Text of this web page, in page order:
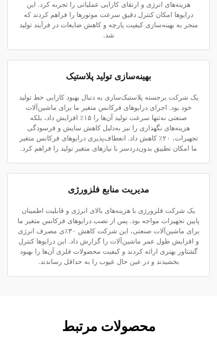
هزینه‌های انرژی و ارتقای کارایی عملیاتی را تجربه کرد. این
درایوها امکان کنترل دقیق سرعت موتورها را فراهم کردند که
منجر به بهینه‌سازی کیفیت پارچه و کاهش ضایعات در فرآیند تولید
شد.
بهینه‌سازی تولید پلاستیک
یک شرکت برجسته پلاستیک‌سازی به دنبال بهبود کارایی خط تولید
خود بود. اجرای درایوهای فرکانس متغیر ما برای ماشین‌آلات
صنعتی نه‌تنها سرعت تولید آن‌ها را ۱۵٪ افزایش داد، بلکه
هزینه‌های نگهداری را نیز به‌دلیل کاهش سایش و فرسودگی
تجهیزات، ۲۰٪ کاهش داد. انعطاف‌پذیری درایوهای فرکانس متغیر
ما امکان تطبیق بدون‌دردسر با نیازهای متغیر تولید را فراهم کرد.
مدیریت منابع فلزورژی
یک شرکت فلزورژی با هزینه‌های بالای انرژی و قابلیت اطمینان
پایین تجهیزات مواجه بود. پس از نصب درایوهای فرکانس متغیر ما
برای ماشین‌آلات صنعتی، این شرکت کاهش ۳۰٪ی مصرف انرژی
و افزایش طول عمر ماشین‌آلات را گزارش داد. این درایوها کنترل
گشتاور بهتری ارائه کردند و کیفیت محصولات فلزی آن‌ها را بهبود
بخشیدند و در عین حال عیوب را به حداقل رساندند.
محصولات مرتبط